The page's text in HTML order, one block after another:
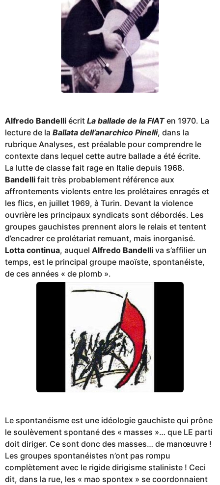
Alfredo Bandelli écrit La ballade de la FIATen 1970. La
lecture de la Ballata dell’anarchico Pinelli, dans la
rubrique Analyses, est préalable pour comprendre le
contexte dans lequel cette autre ballade a été écrite.
La lutte de classe fait rage en Italie depuis 1968.
Bandelli fait très probablement référence aux
affrontements violents entre les prolétaires enragés et
les flics, en juillet 1969, à Turin. Devant la violence
ouvrière les principaux syndicats sont débordés. Les
groupes gauchistes prennent alors le relais et tentent
d’encadrer ce prolétariat remuant, mais inorganisé.
Lotta continua, auquel Alfredo Bandelli va s’affilier un
temps, est le principal groupe maoïste, spontanéiste,
de ces années « de plomb ».
Le spontanéisme est une idéologie gauchiste qui prône
le soulèvement spontané des « masses »… que LE parti
doit diriger. Ce sont donc des masses… de manœuvre !
Les groupes spontanéistes n’ont pas rompu
complètement avec le rigide dirigisme staliniste ! Ceci
dit, dans la rue, les « mao spontex » se coordonnaient